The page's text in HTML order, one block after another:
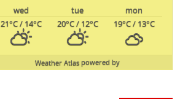
mon
tue
wed
19°C/ 13°C
20°C/ 12°C
21°C/ 14°C
powered by
Weather Atlas